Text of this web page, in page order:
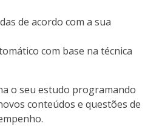
de acordo com a sua
com base na técnica
o seu estudo programando
conteúdos e questões de